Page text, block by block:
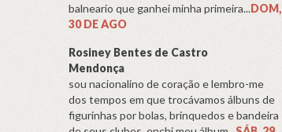
balneario que ganhei minha primeira...DOM,
30 DE AGO
Rosiney Bentes de Castro
Mendonça
sou nacionalino de coração e lembro-me
dos tempos em que trocávamos álbuns de
figurinhas por bolas, brinquedos e bandeira